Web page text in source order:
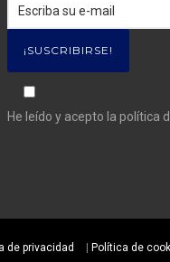
He leído y acepto la política
de privacidad Política de